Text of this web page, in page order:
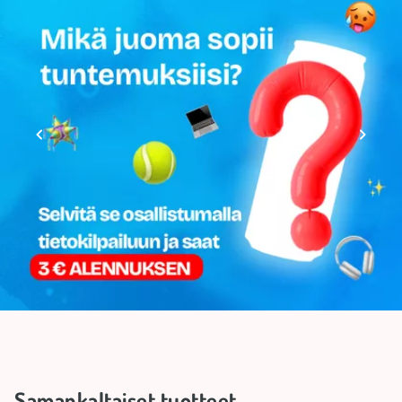
Alkuperämaa Itävalta
Tuotemerkki RED BULL